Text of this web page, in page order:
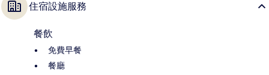
住宿設施服務
餐飲
免費早餐
餐廳